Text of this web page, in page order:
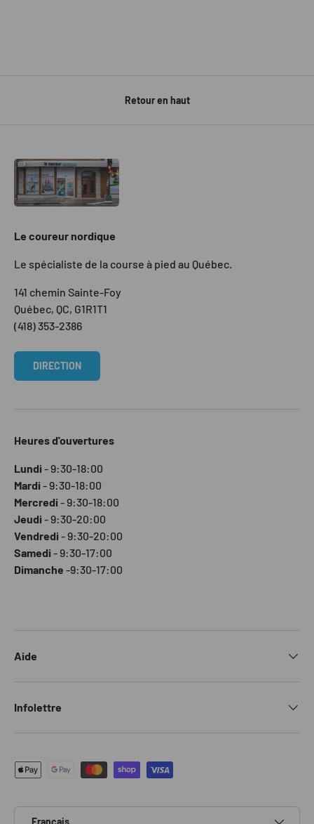
Retour en haut
Le coureur nordique
Le spécialiste de la course à pied au Québec.
141 chemin Sainte-Foy
Québec, QC, G1R1T1
(418) 353-2386
DIRECTION
Heures d'ouvertures
Lundi - 9:30-18:00
Mardi - 9:30-18:00
Mercredi - 9:30-18:00
Jeudi - 9:30-20:00
Vendredi - 9:30-20:00
Samedi - 9:30-17:00
Dimanche -9:30-17:00
Aide
Infolettre
Moyens de paiement acceptés
Français